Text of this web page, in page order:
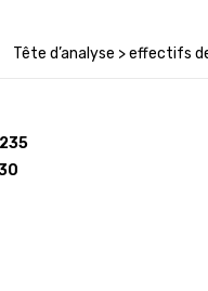
Tête d’analyse > effectifs